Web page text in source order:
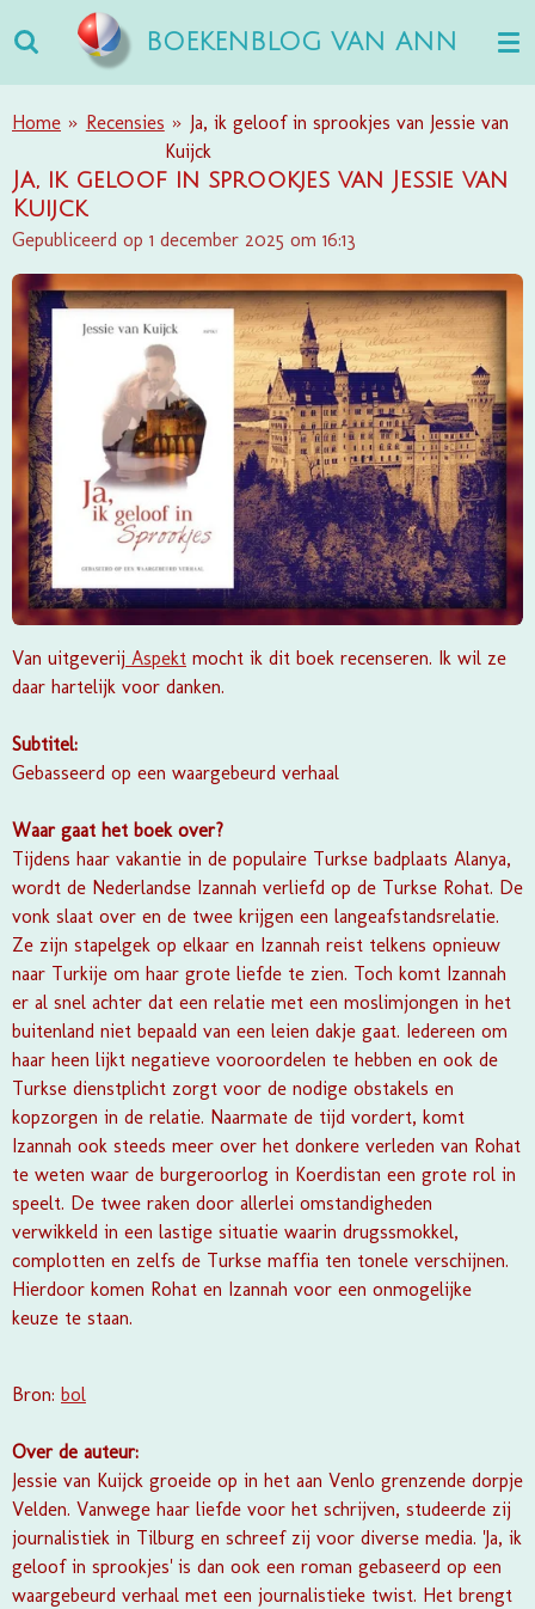
direct
naar
de
BOEKENBLOG VAN ANN
Home » Recensies » Ja, ik geloof in sprookjes van Jessie van
Kuijck
Ja, ik geloof in sprookjes van Jessie van
Kuijck
Gepubliceerd op 1 december 2025 om 16:13
Van uitgeverij Aspekt mocht ik dit boek recenseren. Ik wil ze
daar hartelijk voor danken.
Subtitel:
Gebasseerd op een waargebeurd verhaal
Waar gaat het boek over?
Tijdens haar vakantie in de populaire Turkse badplaats Alanya,
wordt de Nederlandse Izannah verliefd op de Turkse Rohat. De
vonk slaat over en de twee krijgen een langeafstandsrelatie.
Ze zijn stapelgek op elkaar en Izannah reist telkens opnieuw
naar Turkije om haar grote liefde te zien. Toch komt Izannah
er al snel achter dat een relatie met een moslimjongen in het
buitenland niet bepaald van een leien dakje gaat. Iedereen om
haar heen lijkt negatieve vooroordelen te hebben en ook de
Turkse dienstplicht zorgt voor de nodige obstakels en
kopzorgen in de relatie. Naarmate de tijd vordert, komt
Izannah ook steeds meer over het donkere verleden van Rohat
te weten waar de burgeroorlog in Koerdistan een grote rol in
speelt. De twee raken door allerlei omstandigheden
verwikkeld in een lastige situatie waarin drugssmokkel,
complotten en zelfs de Turkse maffia ten tonele verschijnen.
Hierdoor komen Rohat en Izannah voor een onmogelijke
keuze te staan.
Bron: bol
Over de auteur:
Jessie van Kuijck groeide op in het aan Venlo grenzende dorpje
Velden. Vanwege haar liefde voor het schrijven, studeerde zij
journalistiek in Tilburg en schreef zij voor diverse media. 'Ja, ik
geloof in sprookjes' is dan ook een roman gebaseerd op een
waargebeurd verhaal met een journalistieke twist. Het brengt